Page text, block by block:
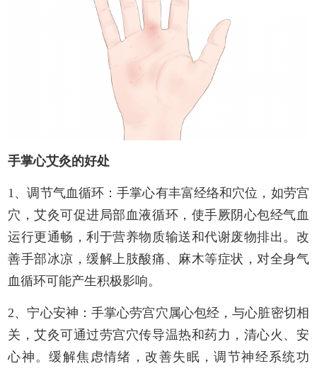
手掌心艾灸的好处
1、调节气血循环：手掌心有丰富经络和穴位，如劳宫
穴，艾灸可促进局部血液循环，使手厥阴心包经气血
运行更通畅，利于营养物质输送和代谢废物排出。改
善手部冰凉，缓解上肢酸痛、麻木等症状，对全身气
血循环可能产生积极影响。
2、宁心安神：手掌心劳宫穴属心包经，与心脏密切相
关，艾灸可通过劳宫穴传导温热和药力，清心火、安
心神。缓解焦虑情绪，改善失眠，调节神经系统功